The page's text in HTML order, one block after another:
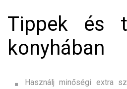
Tippek és
konyhában
Használj minőségi extra